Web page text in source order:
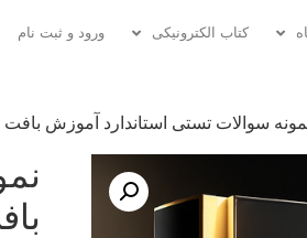
کتاب الکترونیکی ورود و ثبت نام
سوالات تستی استاندارد آموزش بافت